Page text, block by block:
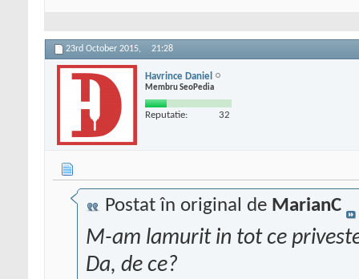
23rd October 2015, 21:28
Havrince Daniel
Membru SeoPedia
Reputatie: 32
Postat în original de MarianC
M-am lamurit in tot ce
Da, de ce?